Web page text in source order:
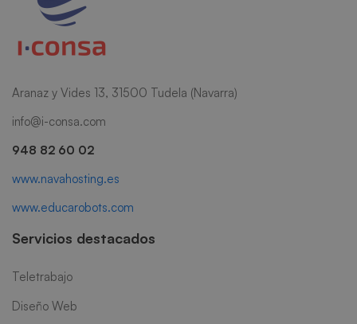
Aranaz y Vides 13, 31500 Tudela (Navarra)
info@i-consa.com
948 82 60 02
www.navahosting.es
www.educarobots.com
Servicios destacados
Teletrabajo
Diseño Web